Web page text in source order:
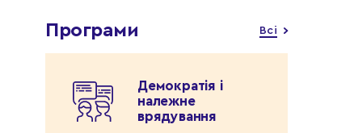
Програми Всі
Демократія і
належне
врядування